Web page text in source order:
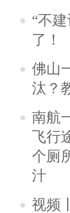
“不
了！
佛山
汰？
南航
飞行
个厕
汁
视频